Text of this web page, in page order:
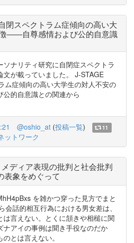
閉スペクトラム症傾向の高い大
――自尊感情および公的自意識
ナリティ研究に自閉症スペクトラ
文が載っていました。 J-STAGE
ム症傾向の高い大学生の対人不安の
的自意識との関連から
@oshio_at (投稿一覧)
11
ットワーク
メディア表現の批判と社会批判
表象をめぐって
を雑かつ穿った見方でまと
話的相互行為における男女差は、
言えない。とくに頷きや相槌に関
ナアイの事例は聞き手役なのだか
とは言えない。